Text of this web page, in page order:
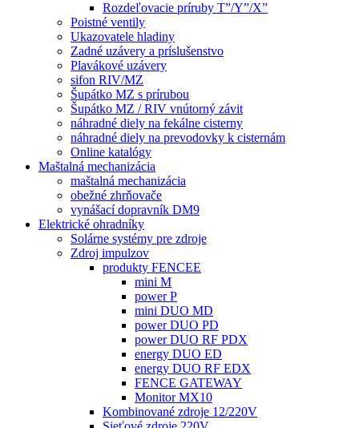
Rozdeľovacie príruby T”/Y”/X”
Poistné ventily
Ukazovatele hladiny
Zadné uzávery a príslušenstvo
Plavákové uzávery
sifon RIV/MZ
Šupátko MZ s prírubou
Šupátko MZ / RIV vnútorný závit
náhradné diely na fekálne cisterny
náhradné diely na prevodovky k cisternám
Online katalógy
Maštalná mechanizácia
maštalná mechanizácia
obežné zhrňovače
vynášací dopravník DM9
Elektrické ohradníky
Solárne systémy pre zdroje
Zdroj impulzov
produkty FENCEE
mini M
power P
mini DUO MD
power DUO PD
power DUO RF PDX
energy DUO ED
energy DUO RF EDX
FENCE GATEWAY
Monitor MX10
Kombinované zdroje 12/220V